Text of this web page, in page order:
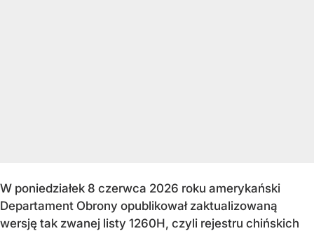
W poniedziałek 8 czerwca 2026 roku amerykański
Departament Obrony opublikował zaktualizowaną
wersję tak zwanej listy 1260H, czyli rejestru chińskich